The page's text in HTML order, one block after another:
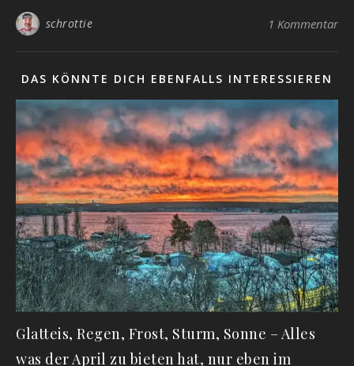
schrottie 1 Kommentar
DAS KÖNNTE DICH EBENFALLS INTERESSIEREN
Glatteis, Regen, Frost, Sturm, Sonne – Alles
was der April zu bieten hat, nur eben im